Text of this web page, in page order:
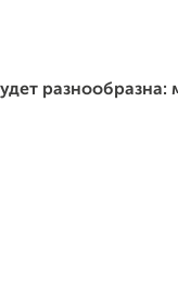
разнообразна: